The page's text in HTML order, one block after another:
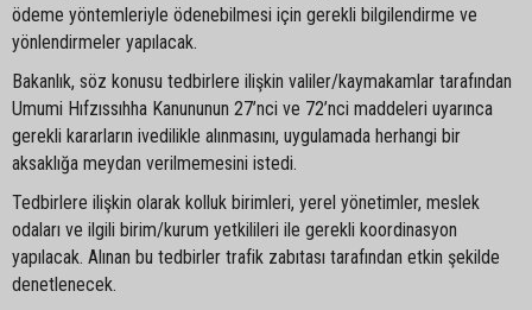
ödeme yöntemleriyle ödenebilmesi için gerekli bilgilendirme ve
yönlendirmeler yapılacak.
Bakanlık, söz konusu tedbirlere ilişkin valiler/kaymakamlar tarafından
Umumi Hıfzıssıhha Kanununun 27’nci ve 72’nci maddeleri uyarınca
gerekli kararların ivedilikle alınmasını, uygulamada herhangi bir
aksaklığa meydan verilmemesini istedi.
Tedbirlere ilişkin olarak kolluk birimleri, yerel yönetimler, meslek
odaları ve ilgili birim/kurum yetkilileri ile gerekli koordinasyon
yapılacak. Alınan bu tedbirler trafik zabıtası tarafından etkin şekilde
denetlenecek.